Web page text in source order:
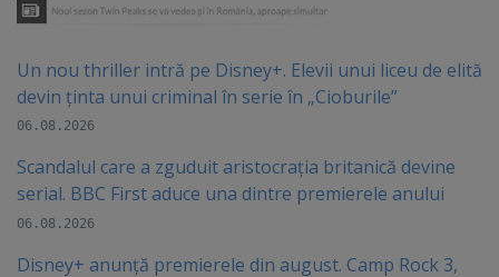
Un nou thriller intră pe Disney+. Elevii unui liceu de elită
devin ținta unui criminal în serie în „Cioburile”
06.08.2026
Scandalul care a zguduit aristocrația britanică devine
serial. BBC First aduce una dintre premierele anului
06.08.2026
Disney+ anunță premierele din august. Camp Rock 3,